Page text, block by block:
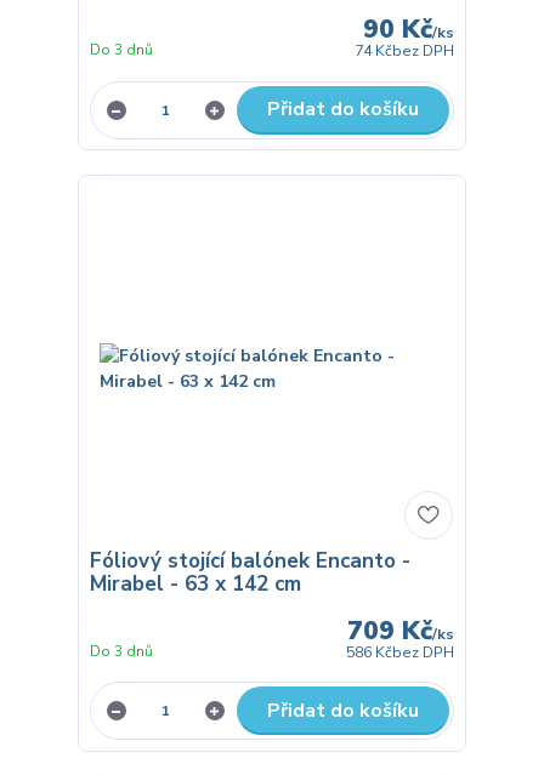
90 Kč/ks
74 Kčbez DPH
Do 3 dnů
Přidat do košíku
Fóliový stojící balónek Encanto -
Mirabel - 63 x 142 cm
709 Kč/ks
586 Kčbez DPH
Do 3 dnů
Přidat do košíku